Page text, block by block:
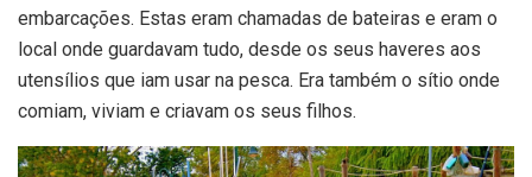
embarcações. Estas eram chamadas de bateiras e eram o
local onde guardavam tudo, desde os seus haveres aos
utensílios que iam usar na pesca. Era também o sítio onde
comiam, viviam e criavam os seus filhos.